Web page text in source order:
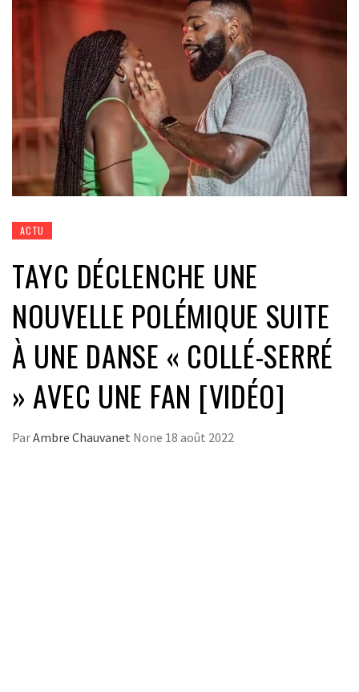
ACTU
TAYC DÉCLENCHE UNE
NOUVELLE POLÉMIQUE SUITE
À UNE DANSE « COLLÉ-SERRÉ
» AVEC UNE FAN [VIDÉO]
ParAmbre Chauvanet None 18 août 2022